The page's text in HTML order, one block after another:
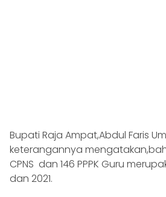
Bupati Raja Ampat,Abdul Faris
keterangannya
CPNS dan 146 PPPK Guru
dan 2021.